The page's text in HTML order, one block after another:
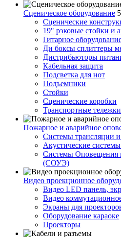
Сценическое оборудование
Сценические
19" рэковые стойки и
Гитарное
Ди боксы сплиттеры
Дистрибьюторы
Кабельная защита
Подсветка для нот
Подъемники
Стойки
Сценические коробки
Транспортные тележки
Пожарное и аварийное
Cистемы трансляции
Акустические
Системы Оповещения
(СОУЭ)
Видео проекционное
Видео LED панель,
Видео
Экраны для
Оборудование караоке
Проекторы